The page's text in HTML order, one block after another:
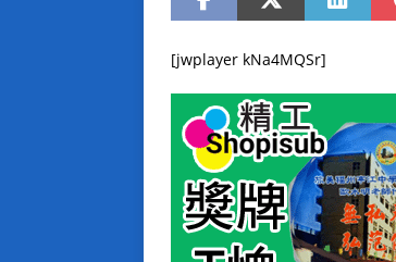
[jwplayer kNa4MQSr]